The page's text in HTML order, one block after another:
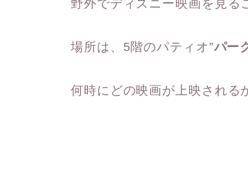
野外でディズニー映画を見
場所は、5階のパティオ”パー
何時にどの映画が上映される